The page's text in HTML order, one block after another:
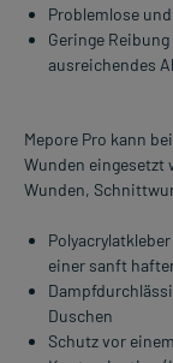
Problemlose
Geringe
ausreichendes
Mepore Pro kann
Wunden eingesetzt
Wunden,
einer sanft
Duschen
Schutz vor